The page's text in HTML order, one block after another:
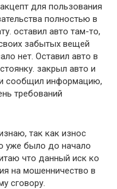
для пользования
полностью в
оставил авто там-то,
забытых вещей
нет. Оставил авто в
закрыл авто и
сообщил информацию,
требований
так как износ
уже было до начало
что данный иск ко
на мошенничество в
сговору.